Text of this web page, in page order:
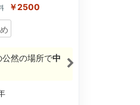
￥2500
然の場所で中